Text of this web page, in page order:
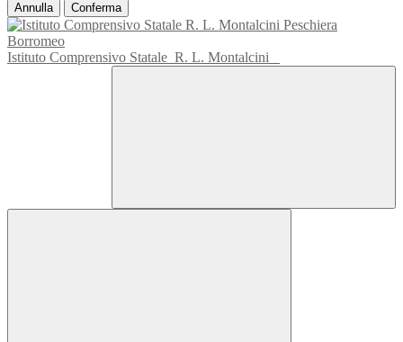
Annulla Conferma
Istituto Comprensivo Statale R. L. Montalcini